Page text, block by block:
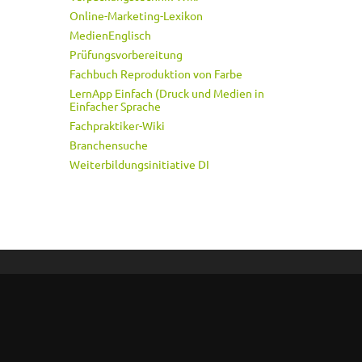
Online-Marketing-Lexikon
MedienEnglisch
Prüfungsvorbereitung
Fachbuch Reproduktion von Farbe
LernApp Einfach (Druck und Medien in
Einfacher Sprache
Fachpraktiker-Wiki
Branchensuche
Weiterbildungsinitiative DI